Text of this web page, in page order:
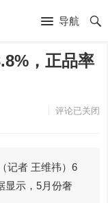
导航
，正品率
评论已关闭
者 王维祎）6
显示，5月份奢